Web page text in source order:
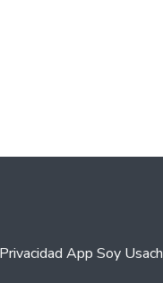
App Soy Usach